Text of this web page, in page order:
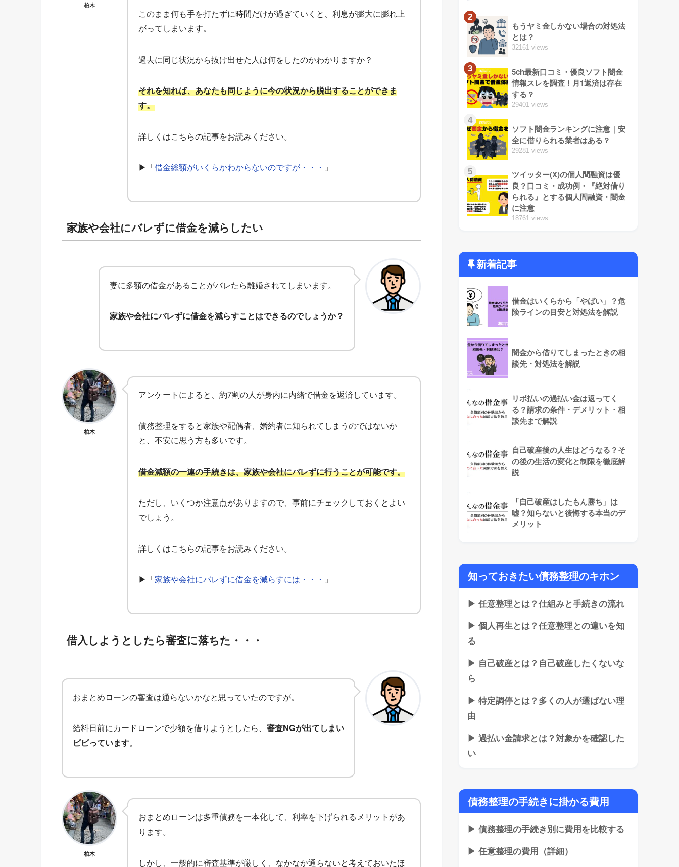
柏木
このまま何も手を打たずに時間だけが過ぎていくと、利息が膨大に膨れ上
がってしまいます。
過去に同じ状況から抜け出せた人は何をしたのかわかりますか？
それを知れば、あなたも同じように今の状況から脱出することができま
す。
詳しくはこちらの記事をお読みください。
▶「借金総額がいくらかわからないのですが・・・ 」
家族や会社にバレずに借金を減らしたい
妻に多額の借金があることがバレたら離婚されてしまいます。
家族や会社にバレずに借金を減らすことはできるのでしょうか？
柏木
アンケートによると、約7割の人が身内に内緒で借金を返済しています。
債務整理をすると家族や配偶者、婚約者に知られてしまうのではないか
と、不安に思う方も多いです。
借金減額の一連の手続きは、家族や会社にバレずに行うことが可能です。
ただし、いくつか注意点がありますので、事前にチェックしておくとよい
でしょう。
詳しくはこちらの記事をお読みください。
▶「家族や会社にバレずに借金を減らすには・・・ 」
借入しようとしたら審査に落ちた・・・
おまとめローンの審査は通らないかなと思っていたのですが。
給料日前にカードローンで少額を借りようとしたら、 審査NGが出てしまい
ビビっています。
柏木
おまとめローンは多重債務を一本化して、利率を下げられるメリットがあ
ります。
しかし、一般的に審査基準が厳しく、なかなか通らないと考えておいたほ
2
もうヤミ金しかない場合の対処法
とは？
32161 views
3
5ch最新口コミ・優良ソフト闇金
情報スレを調査！月1返済は存在
する？
29401 views
4
ソフト闇金ランキングに注意｜安
全に借りられる業者はある？
29281 views
5
ツイッター(X)の個人間融資は優
良？口コミ・成功例・『絶対借り
られる』とする個人間融資・闇金
に注意
18761 views
新着記事
借金はいくらから「やばい」？危
険ラインの目安と対処法を解説
闇金から借りてしまったときの相
談先・対処法を解説
リボ払いの過払い金は返ってく
る？請求の条件・デメリット・相
談先まで解説
自己破産後の人生はどうなる？そ
の後の生活の変化と制限を徹底解
説
「自己破産はしたもん勝ち」は
嘘？知らないと後悔する本当のデ
メリット
知っておきたい債務整理のキホン
▶ 任意整理とは？仕組みと手続きの流れ
▶ 個人再生とは？任意整理との違いを知
る
▶ 自己破産とは？自己破産したくないな
ら
▶ 特定調停とは？多くの人が選ばない理
由
▶ 過払い金請求とは？対象かを確認した
い
債務整理の手続きに掛かる費用
▶ 債務整理の手続き別に費用を比較する
▶ 任意整理の費用（詳細）